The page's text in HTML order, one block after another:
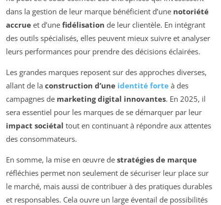
dans la gestion de leur marque bénéficient d’une notoriété
accrue et d’une fidélisation de leur clientèle. En intégrant
des outils spécialisés, elles peuvent mieux suivre et analyser
leurs performances pour prendre des décisions éclairées.
Les grandes marques reposent sur des approches diverses,
allant de la construction d’une identité forte à des
campagnes de marketing digital innovantes. En 2025, il
sera essentiel pour les marques de se démarquer par leur
impact sociétal tout en continuant à répondre aux attentes
des consommateurs.
En somme, la mise en œuvre de stratégies de marque
réfléchies permet non seulement de sécuriser leur place sur
le marché, mais aussi de contribuer à des pratiques durables
et responsables. Cela ouvre un large éventail de possibilités